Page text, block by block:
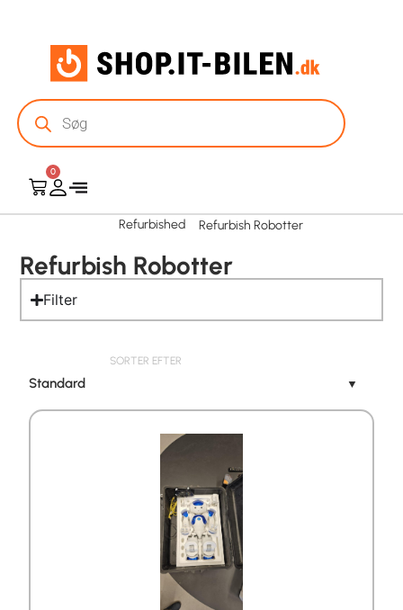
0
Refurbished Refurbish Robotter
Refurbish Robotter
Filter
SORTER EFTER
Standard ▼